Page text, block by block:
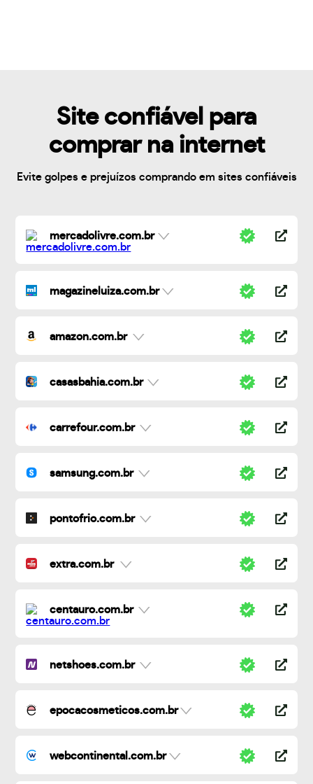
Site confiável para
comprar na internet
Evite golpes e prejuízos comprando em sites confiáveis
mercadolivre.com.br
magazineluiza.com.br
amazon.com.br
casasbahia.com.br
carrefour.com.br
samsung.com.br
pontofrio.com.br
extra.com.br
centauro.com.br
netshoes.com.br
epocacosmeticos.com.br
webcontinental.com.br